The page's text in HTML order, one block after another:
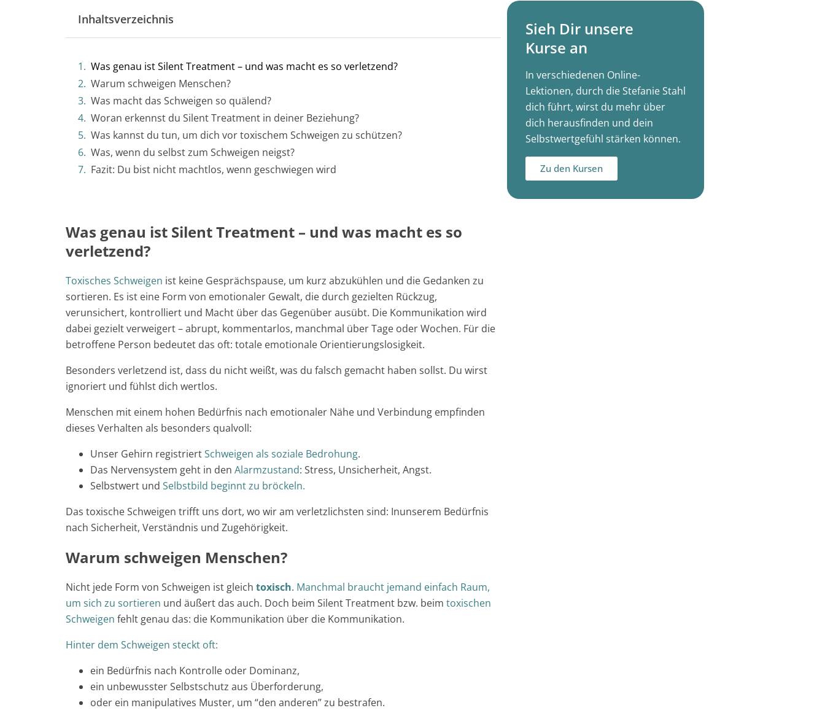
Inhaltsverzeichnis
Was genau ist Silent Treatment – und was macht es so verletzend?
Warum schweigen Menschen?
Was macht das Schweigen so quälend?
Woran erkennst du Silent Treatment in deiner Beziehung?
Was kannst du tun, um dich vor toxischem Schweigen zu schützen?
Was, wenn du selbst zum Schweigen neigst?
Fazit: Du bist nicht machtlos, wenn geschwiegen wird
Was genau ist Silent Treatment – und was macht es so
verletzend?
Toxisches Schweigen ist keine Gesprächspause, um kurz abzukühlen und die Gedanken zu
sortieren. Es ist eine Form von emotionaler Gewalt, die durch gezielten Rückzug,
verunsichert, kontrolliert und Macht über das Gegenüber ausübt. Die Kommunikation wird
dabei gezielt verweigert – abrupt, kommentarlos, manchmal über Tage oder Wochen. Für die
betroffene Person bedeutet das oft: totale emotionale Orientierungslosigkeit.
Besonders verletzend ist, dass du nicht weißt, was du falsch gemacht haben sollst. Du wirst
ignoriert und fühlst dich wertlos.
Menschen mit einem hohen Bedürfnis nach emotionaler Nähe und Verbindung empfinden
dieses Verhalten als besonders qualvoll:
Unser Gehirn registriertSchweigen als soziale Bedrohung.
Das Nervensystem geht in den Alarmzustand: Stress, Unsicherheit, Angst.
Selbstwert und Selbstbild beginnt zu bröckeln.
Das toxische Schweigen trifft uns dort, wo wir am verletzlichsten sind: Inunserem Bedürfnis
nach Sicherheit, Verständnis und Zugehörigkeit.
Warum schweigen Menschen?
Nicht jede Form von Schweigen ist gleich toxisch. Manchmal braucht jemand einfach Raum,
um sich zu sortieren und äußert das auch. Doch beim Silent Treatment bzw. beim toxischen
Schweigen fehlt genau das: die Kommunikation über die Kommunikation.
Hinter dem Schweigen steckt oft:
ein Bedürfnis nach Kontrolle oder Dominanz,
ein unbewusster Selbstschutz aus Überforderung,
oder ein manipulatives Muster, um “den anderen” zu bestrafen.
Sieh Dir unsere
Kurse an
In verschiedenen Online-
Lektionen, durch die Stefanie Stahl
dich führt, wirst du mehr über
dich herausfinden und dein
Selbstwertgefühl stärken können.
Zu den Kursen